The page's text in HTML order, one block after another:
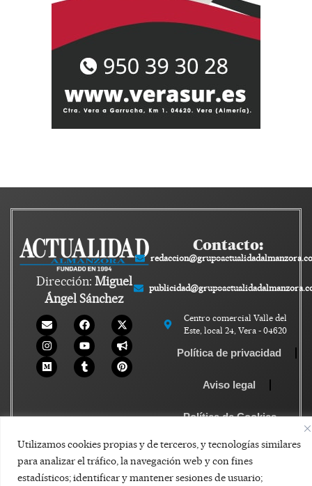
Utilizamos cookies propias y de terceros, y tecnologías similares
para analizar el tráfico, la navegación web y con fines
estadísticos; identificar y mantener sesiones de usuario;
Dirección: Miguel
Ángel Sánchez
Contacto:
Centro comercial Valle del
Este, local 24, Vera - 04620
Política de privacidad
Aviso legal
Política de Cookies